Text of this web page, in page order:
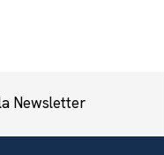
Newsletter